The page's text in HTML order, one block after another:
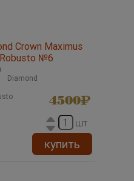
Crown Maximus
№6
4500
шт
купить